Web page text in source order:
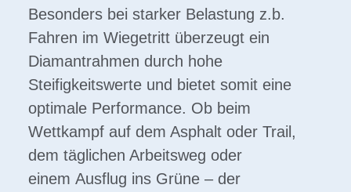
Besonders bei starker Belastung z.b.
Fahren im Wiegetritt überzeugt ein
Diamantrahmen durch hohe
Steifigkeitswerte und bietet somit eine
optimale Performance. Ob beim
Wettkampf auf dem Asphalt oder Trail,
dem täglichen Arbeitsweg oder
einem Ausflug ins Grüne – der